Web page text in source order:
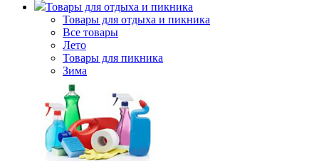
Товары для отдыха и пикника
Товары для отдыха и пикника
Все товары
Лето
Товары для пикника
Зима